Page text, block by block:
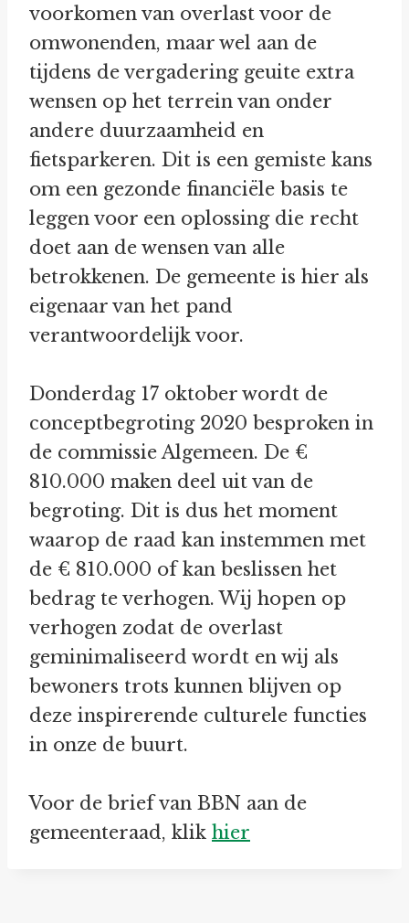
voorkomen van overlast voor de
omwonenden, maar wel aan de
tijdens de vergadering geuite extra
wensen op het terrein van onder
andere duurzaamheid en
fietsparkeren. Dit is een gemiste kans
om een gezonde financiële basis te
leggen voor een oplossing die recht
doet aan de wensen van alle
betrokkenen. De gemeente is hier als
eigenaar van het pand
verantwoordelijk voor.
Donderdag 17 oktober wordt de
conceptbegroting 2020 besproken in
de commissie Algemeen. De €
810.000 maken deel uit van de
begroting. Dit is dus het moment
waarop de raad kan instemmen met
de € 810.000 of kan beslissen het
bedrag te verhogen. Wij hopen op
verhogen zodat de overlast
geminimaliseerd wordt en wij als
bewoners trots kunnen blijven op
deze inspirerende culturele functies
in onze de buurt.
Voor de brief van BBN aan de
gemeenteraad, klik hier